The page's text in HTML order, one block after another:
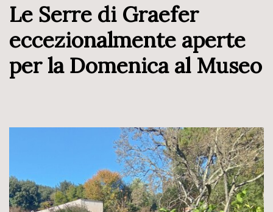
Le Serre di Graefer
eccezionalmente aperte
per la Domenica al Museo